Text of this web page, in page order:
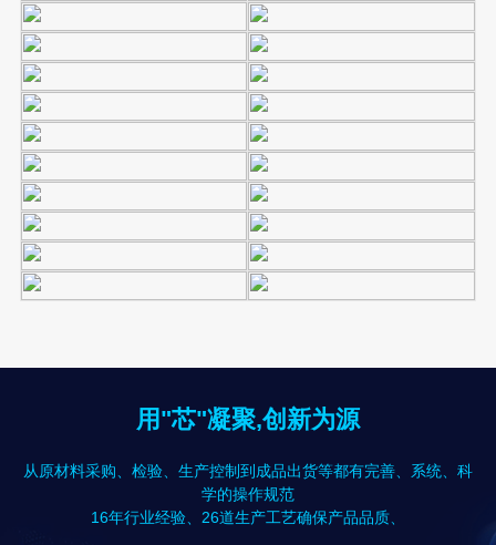
用"芯"凝聚,创新为源
从原材料采购、检验、生产控制到成品出货等都有完善、系统、科
学的操作规范
16年行业经验、26道生产工艺确保产品品质、